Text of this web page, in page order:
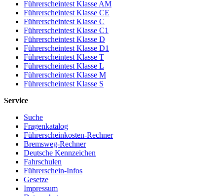
Führerscheintest Klasse AM
Führerscheintest Klasse CE
Führerscheintest Klasse C
Führerscheintest Klasse C1
Führerscheintest Klasse D
Führerscheintest Klasse D1
Führerscheintest Klasse T
Führerscheintest Klasse L
Führerscheintest Klasse M
Führerscheintest Klasse S
Service
Suche
Fragenkatalog
Führerscheinkosten-Rechner
Bremsweg-Rechner
Deutsche Kennzeichen
Fahrschulen
Führerschein-Infos
Gesetze
Impressum